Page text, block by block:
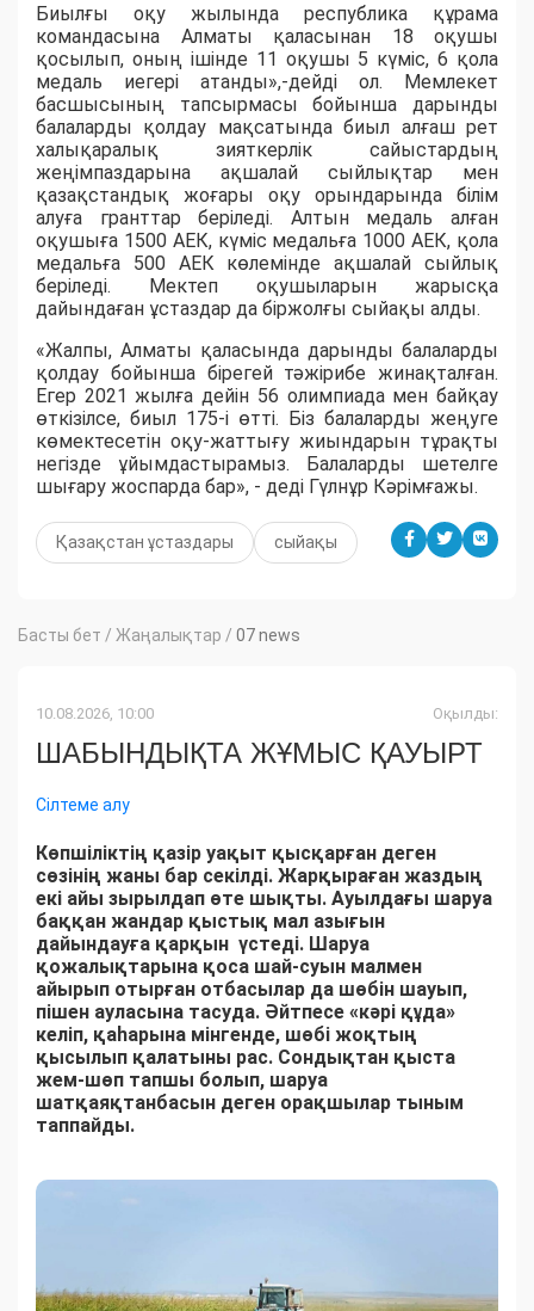
Биылғы оқу жылында республика құрама
командасына Алматы қаласынан 18 оқушы
қосылып, оның ішінде 11 оқушы 5 күміс, 6 қола
медаль иегері атанды»,-дейді ол. Мемлекет
басшысының тапсырмасы бойынша дарынды
балаларды қолдау мақсатында биыл алғаш рет
халықаралық зияткерлік сайыстардың
жеңімпаздарына ақшалай сыйлықтар мен
қазақстандық жоғары оқу орындарында білім
алуға гранттар беріледі. Алтын медаль алған
оқушыға 1500 АЕК, күміс медальға 1000 АЕК, қола
медальға 500 АЕК көлемінде ақшалай сыйлық
беріледі. Мектеп оқушыларын жарысқа
дайындаған ұстаздар да біржолғы сыйақы алды.
«Жалпы, Алматы қаласында дарынды балаларды
қолдау бойынша бірегей тәжірибе жинақталған.
Егер 2021 жылға дейін 56 олимпиада мен байқау
өткізілсе, биыл 175-і өтті. Біз балаларды жеңуге
көмектесетін оқу-жаттығу жиындарын тұрақты
негізде ұйымдастырамыз. Балаларды шетелге
шығару жоспарда бар», - деді Гүлнұр Кәрімғажы.
Қазақстан ұстаздары сыйақы
Басты бет / Жаңалықтар / 07 news
10.08.2026, 10:00 Оқылды:
ШАБЫНДЫҚТА ЖҰМЫС ҚАУЫРТ
Сілтеме алу
Көпшіліктің қазір уақыт қысқарған деген
сөзінің жаны бар секілді. Жарқыраған жаздың
екі айы зырылдап өте шықты. Ауылдағы шаруа
баққан жандар қыстық мал азығын
дайындауға қарқын үстеді. Шаруа
қожалықтарына қоса шай-суын малмен
айырып отырған отбасылар да шөбін шауып,
пішен ауласына тасуда. Әйтпесе «кәрі құда»
келіп, қаһарына мінгенде, шөбі жоқтың
қысылып қалатыны рас. Сондықтан қыста
жем-шөп тапшы болып, шаруа
шатқаяқтанбасын деген орақшылар тыным
таппайды.